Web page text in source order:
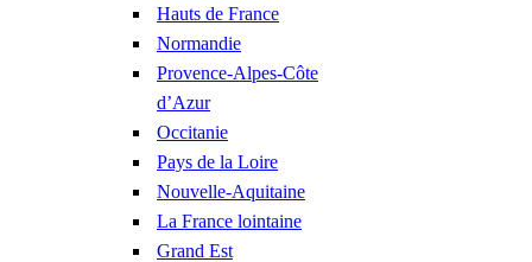
Hauts de France
Normandie
Provence-Alpes-Côte
d’Azur
Occitanie
Pays de la Loire
Nouvelle-Aquitaine
La France lointaine
Grand Est